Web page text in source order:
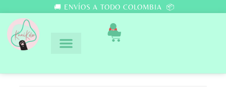
🚚 ENVÍOS A TODO COLOMBIA 📦
0